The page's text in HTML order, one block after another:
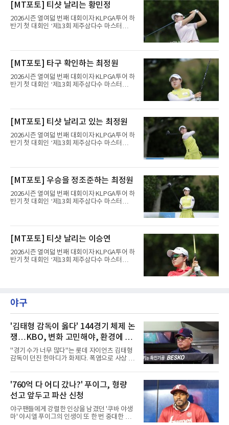
[MT포토] 티샷 날리는 황민정
2026시즌 열여덟 번째 대회이자 KLPGA투어 하
반기 첫 대회인 ‘제13회 제주삼다수 마스터
트(파72/6,767야드)에서 열리고 있다.6일 현재
1라운드 경기가 펼쳐지고 있다.황민정이 16번
홀에서 경기하고 있다.
[MT포토] 타구 확인하는 최정원
2026시즌 열여덟 번째 대회이자 KLPGA투어 하
반기 첫 대회인 ‘제13회 제주삼다수 마스터
트(파72/6,767야드)에서 열리고 있다.6일 현재
1라운드 경기가 펼쳐지고 있다.최정원이 16번
홀에서 경기하고 있다.
[MT포토] 티샷 날리고 있는 최정원
2026시즌 열여덟 번째 대회이자 KLPGA투어 하
반기 첫 대회인 ‘제13회 제주삼다수 마스터
트(파72/6,767야드)에서 열리고 있다.6일 현재
1라운드 경기가 펼쳐지고 있다.최정원이 16번
홀에서 경기하고 있다.
[MT포토] 우승을 정조준하는 최정원
2026시즌 열여덟 번째 대회이자 KLPGA투어 하
반기 첫 대회인 ‘제13회 제주삼다수 마스터
트(파72/6,767야드)에서 열리고 있다.6일 현재
1라운드 경기가 펼쳐지고 있다.최정원이 16번
홀에서 경기하고 있다.
[MT포토] 티샷 날리는 이승연
2026시즌 열여덟 번째 대회이자 KLPGA투어 하
반기 첫 대회인 ‘제13회 제주삼다수 마스터
홀에서 경기하고 있다.
야구
'김태형 감독이 옳다' 144경기 체제 논
쟁…KBO, 변화 고민해야, 환경에 맞
는 경기 수가 바람직
"경기 수가 너무 많다"는 롯데 자이언츠 김태형
감독이 던진 한마디가 화제다. 폭염으로 사상 초
독은 단순히 더위를 이야기하지 않았다. 우천,
폭염, 부상 등 변수가 늘어나는 현실에서 현재
팀당 144경기 체제가 과연 지속 가능한지 질문
을 던졌다.물론 144경기가 세계적으로 특별히
많은 숫자는 아니다. 메이저리그는 팀당 162경
기, 일본프로야구도 143~144경기를 치른다. 숫
자만 놓고 보면 KBO가 유난히 혹사 구조라고 말
'760억 다 어디 갔나?' 푸이그, 형량
선고 앞두고 파산 신청
야구팬들에게 강렬한 인상을 남겼던 '쿠바 야생
마' 야시엘 푸이그의 인생이 또 한 번 중대한 갈